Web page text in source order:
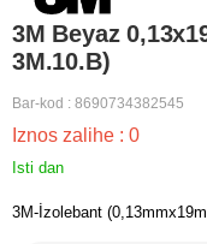
3M Beyaz
3M.10.B)
Bar-kod : 8690734382545
Iznos zalihe : 0
Isti dan
3M-İzolebant